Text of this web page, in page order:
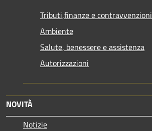
Tributi,finanze e contravvenzioni
Ambiente
Salute, benessere e assistenza
Autorizzazioni
NOVITÀ
Notizie